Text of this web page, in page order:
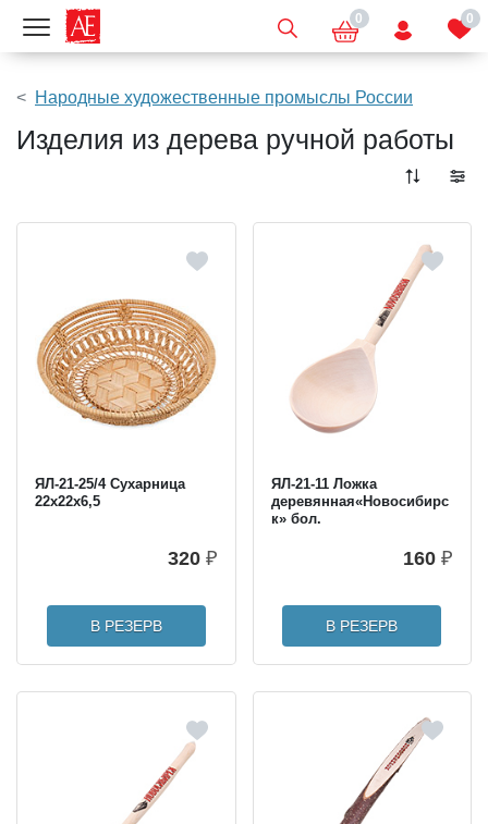
Показать меню 0 0
Народные художественные промыслы России
Изделия из дерева ручной работы
ЯЛ-21-25/4 Сухарница
22х22х6,5
320 ₽
В РЕЗЕРВ
ЯЛ-21-11 Ложка
деревянная«Новосибирс
к» бол.
160 ₽
В РЕЗЕРВ